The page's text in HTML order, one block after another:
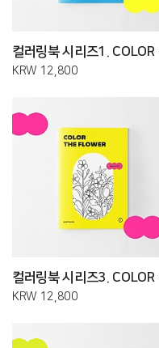
KRW 12,800
KRW 12,800